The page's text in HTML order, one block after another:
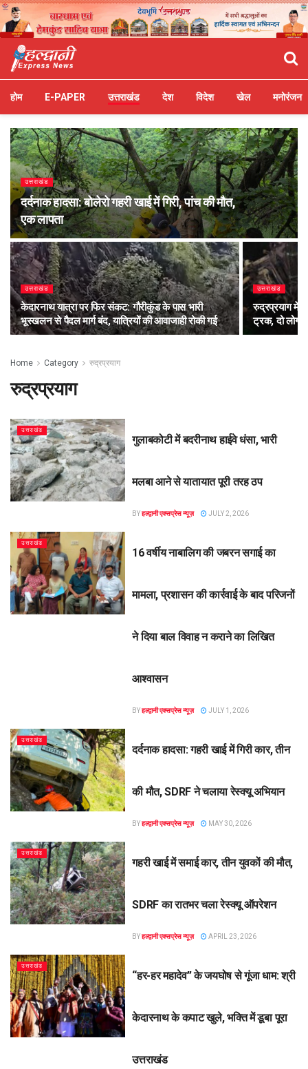
होम E-PAPER उत्तराखंड देश विदेश खेल मनोरंजन
उत्तराखंड
दर्दनाक हादसा: बोलेरो गहरी खाई में गिरी, पांच की मौत,
एक लापता
उत्तराखंड
केदारनाथ यात्रा पर फिर संकट: गौरीकुंड के पास भारी
भूस्खलन से पैदल मार्ग बंद, यात्रियों की आवाजाही रोकी गई
उत्तराखंड
रुद्रप्रयाग में
ट्रक, दो लोगों
Home Category रुद्रप्रयाग
रुद्रप्रयाग
उत्तराखंड
गुलाबकोटी में बदरीनाथ हाईवे धंसा, भारी
मलबा आने से यातायात पूरी तरह ठप
BYहल्द्वानी एक्सप्रेस न्यूज़ JULY 2, 2026
उत्तराखंड
16 वर्षीय नाबालिग की जबरन सगाई का
मामला, प्रशासन की कार्रवाई के बाद परिजनों
ने दिया बाल विवाह न कराने का लिखित
आश्वासन
BYहल्द्वानी एक्सप्रेस न्यूज़ JULY 1, 2026
उत्तराखंड
दर्दनाक हादसा: गहरी खाई में गिरी कार, तीन
की मौत, SDRF ने चलाया रेस्क्यू अभियान
BYहल्द्वानी एक्सप्रेस न्यूज़ MAY 30, 2026
उत्तराखंड
गहरी खाई में समाई कार, तीन युवकों की मौत,
SDRF का रातभर चला रेस्क्यू ऑपरेशन
BYहल्द्वानी एक्सप्रेस न्यूज़ APRIL 23, 2026
उत्तराखंड
“हर-हर महादेव” के जयघोष से गूंजा धाम: श्री
केदारनाथ के कपाट खुले, भक्ति में डूबा पूरा
उत्तराखंड